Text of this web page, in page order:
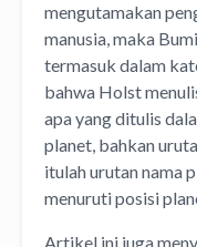
mengutamakan
manusia, maka
termasuk dalam
bahwa Holst
apa yang ditulis
planet, bahkan
itulah urutan nama
menuruti posisi
Artikel ini juga